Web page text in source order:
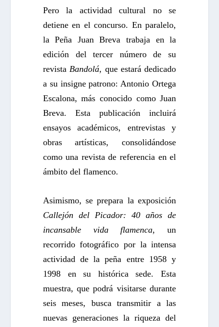
Pero la actividad cultural no se
detiene en el concurso. En paralelo,
la Peña Juan Breva trabaja en la
edición del tercer número de su
revistaBandolá, que estará dedicado
a su insigne patrono: Antonio Ortega
Escalona, más conocido como Juan
Breva. Esta publicación incluirá
ensayos académicos, entrevistas y
obras artísticas, consolidándose
como una revista de referencia en el
ámbito del flamenco.
Asimismo, se prepara la exposición
Callejón del Picador: 40 años de
incansable vida flamenca, un
recorrido fotográfico por la intensa
actividad de la peña entre 1958 y
1998 en su histórica sede. Esta
muestra, que podrá visitarse durante
seis meses, busca transmitir a las
nuevas generaciones la riqueza del